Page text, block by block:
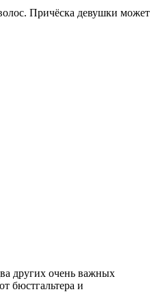
Причёска девушки может
других очень важных
бюстгальтера и